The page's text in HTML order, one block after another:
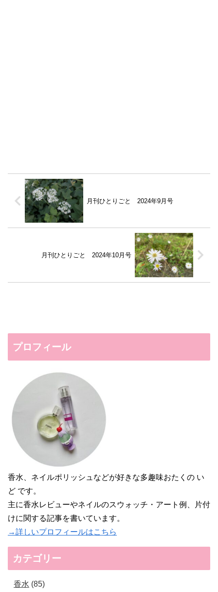
月刊ひとりごと 2024年9月号
月刊ひとりごと 2024年10月号
プロフィール
香水、ネイルポリッシュなどが好きな多趣味おたくの い
ど です。
主に香水レビューやネイルのスウォッチ・アート例、片付
けに関する記事を書いています。
→詳しいプロフィールはこちら
カテゴリー
香水 85